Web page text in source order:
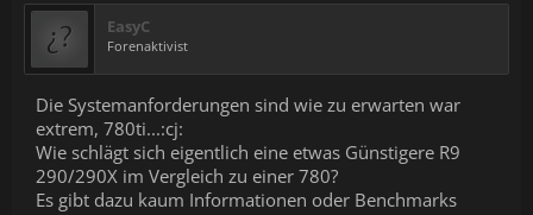
EasyC
Forenaktivist
Die Systemanforderungen sind wie zu erwarten war
extrem, 780ti...:cj:
Wie schlägt sich eigentlich eine etwas Günstigere R9
290/290X im Vergleich zu einer 780?
Es gibt dazu kaum Informationen oder Benchmarks